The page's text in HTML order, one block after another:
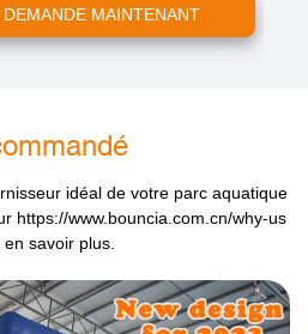
MAINTENANT
idéal de votre parc aquatique
https://www.bouncia.com.cn/why-us
en savoir plus.